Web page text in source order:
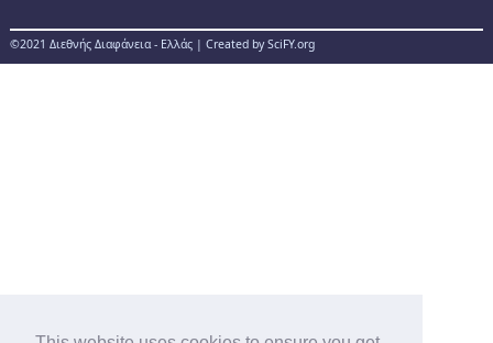
©2021 Διεθνής Διαφάνεια - Ελλάς | Created by SciFY.org